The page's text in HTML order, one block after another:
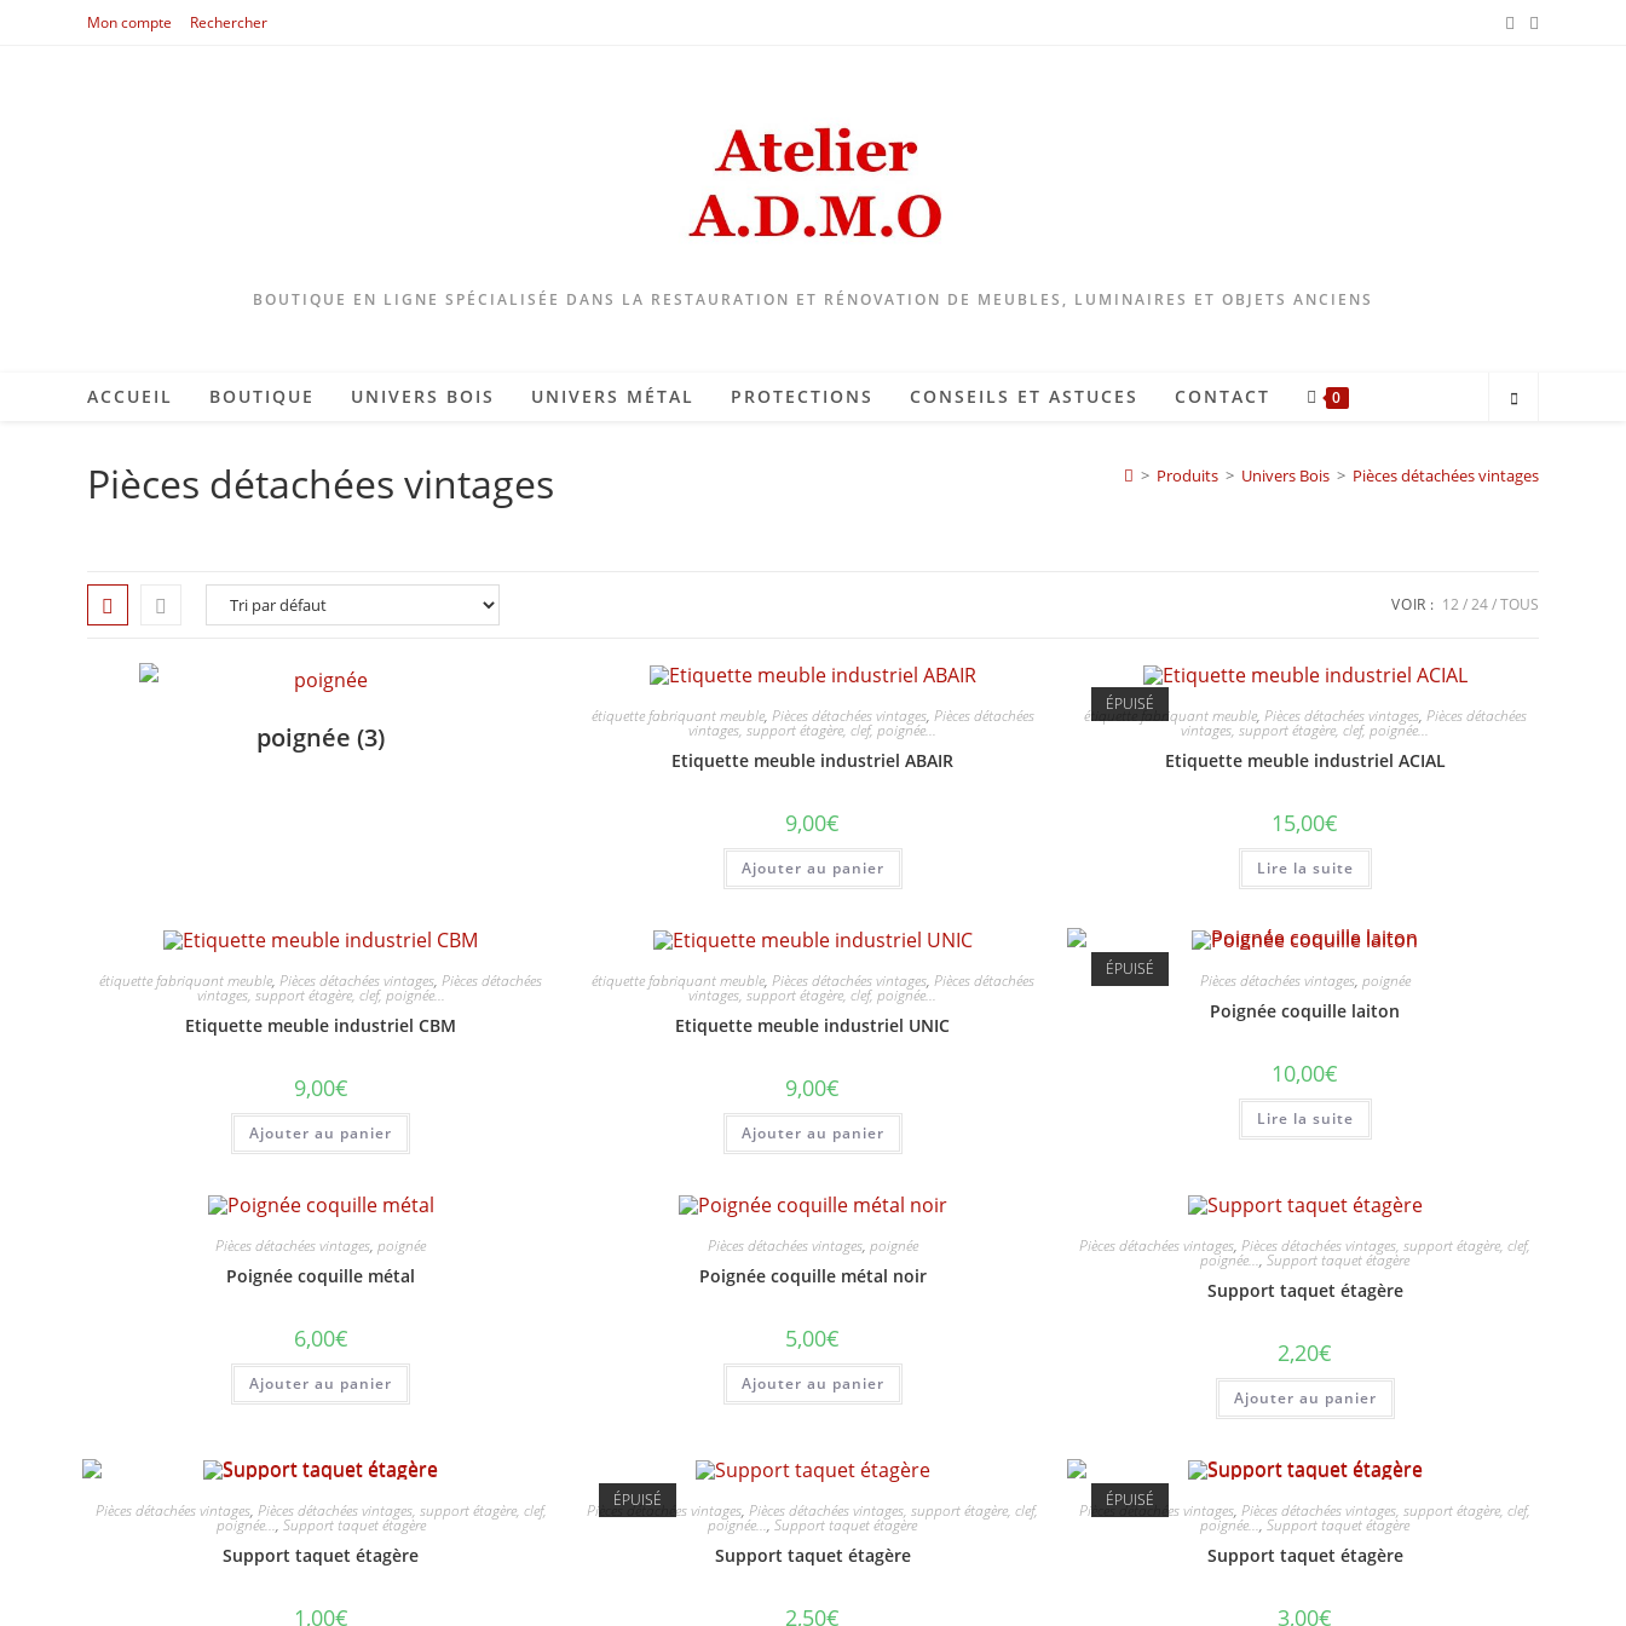
Mon compte Rechercher
BOUTIQUE EN LIGNE SPÉCIALISÉE DANS LA RESTAURATION ET RÉNOVATION DE MEUBLES, LUMINAIRES ET OBJETS ANCIENS
ACCUEIL BOUTIQUE UNIVERS BOIS UNIVERS MÉTAL PROTECTIONS CONSEILS ET ASTUCES CONTACT 0
Pièces détachées vintages > Produits > Univers Bois > Pièces détachées vintages
VOIR : 12 24 TOUS
poignée(3)
étiquette fabriquant meuble, Pièces détachées vintages, Pièces détachées
vintages, support étagère, clef, poignée...
Etiquette meuble industriel ABAIR
9,00€
Ajouter au panier
ÉPUISÉ
étiquette fabriquant meuble, Pièces détachées vintages, Pièces détachées
vintages, support étagère, clef, poignée...
Etiquette meuble industriel ACIAL
15,00€
Lire la suite
étiquette fabriquant meuble,Pièces détachées vintages,Pièces détachées
vintages, support étagère, clef, poignée...
Etiquette meuble industriel CBM
9,00€
Ajouter au panier
étiquette fabriquant meuble, Pièces détachées vintages, Pièces détachées
vintages, support étagère, clef, poignée...
Etiquette meuble industriel UNIC
9,00€
Ajouter au panier
ÉPUISÉ
Pièces détachées vintages, poignée
Poignée coquille laiton
10,00€
Lire la suite
Pièces détachées vintages,poignée
Poignée coquille métal
6,00€
Ajouter au panier
Pièces détachées vintages, poignée
Poignée coquille métal noir
5,00€
Ajouter au panier
Pièces détachées vintages,Pièces détachées vintages, support étagère, clef,
poignée...,Support taquet étagère
Support taquet étagère
2,20€
Ajouter au panier
Pièces détachées vintages, Pièces détachées vintages, support étagère, clef,
poignée..., Support taquet étagère
Support taquet étagère
1,00€
ÉPUISÉ
Pièces détachées vintages,Pièces détachées vintages, support étagère, clef,
poignée...,Support taquet étagère
Support taquet étagère
2,50€
ÉPUISÉ
Pièces détachées vintages,Pièces détachées vintages, support étagère, clef,
poignée...,Support taquet étagère
Support taquet étagère
3,00€